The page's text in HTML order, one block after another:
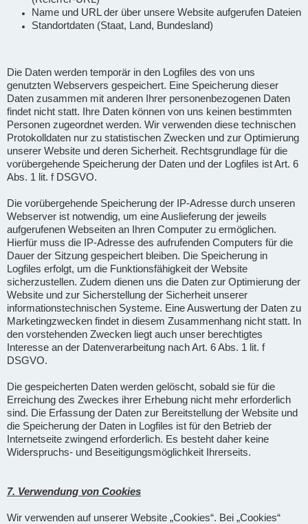
Name und URL der über unsere Website aufgerufen Dateien
Standortdaten (Staat, Land, Bundesland)
Die Daten werden temporär in den Logfiles des von uns
genutzten Webservers gespeichert. Eine Speicherung dieser
Daten zusammen mit anderen Ihrer personenbezogenen Daten
findet nicht statt. Ihre Daten können von uns keinen bestimmten
Personen zugeordnet werden. Wir verwenden diese technischen
Protokolldaten nur zu statistischen Zwecken und zur Optimierung
unserer Website und deren Sicherheit. Rechtsgrundlage für die
vorübergehende Speicherung der Daten und der Logfiles ist Art. 6
Abs. 1 lit. f DSGVO.
Die vorübergehende Speicherung der IP-Adresse durch unseren
Webserver ist notwendig, um eine Auslieferung der jeweils
aufgerufenen Webseiten an Ihren Computer zu ermöglichen.
Hierfür muss die IP-Adresse des aufrufenden Computers für die
Dauer der Sitzung gespeichert bleiben. Die Speicherung in
Logfiles erfolgt, um die Funktionsfähigkeit der Website
sicherzustellen. Zudem dienen uns die Daten zur Optimierung der
Website und zur Sicherstellung der Sicherheit unserer
informationstechnischen Systeme. Eine Auswertung der Daten zu
Marketingzwecken findet in diesem Zusammenhang nicht statt. In
den vorstehenden Zwecken liegt auch unser berechtigtes
Interesse an der Datenverarbeitung nach Art. 6 Abs. 1 lit. f
DSGVO.
Die gespeicherten Daten werden gelöscht, sobald sie für die
Erreichung des Zweckes ihrer Erhebung nicht mehr erforderlich
sind. Die Erfassung der Daten zur Bereitstellung der Website und
die Speicherung der Daten in Logfiles ist für den Betrieb der
Internetseite zwingend erforderlich. Es besteht daher keine
Widerspruchs- und Beseitigungsmöglichkeit Ihrerseits.
7. Verwendung von Cookies
Wir verwenden auf unserer Website „Cookies“. Bei „Cookies“